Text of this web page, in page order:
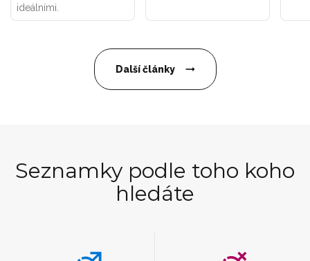
ideálními.
Další články
Seznamky podle toho koho
hledáte